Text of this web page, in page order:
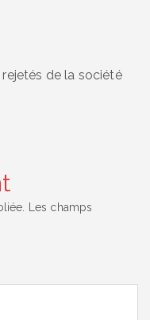
rejetés de la société
Les champs